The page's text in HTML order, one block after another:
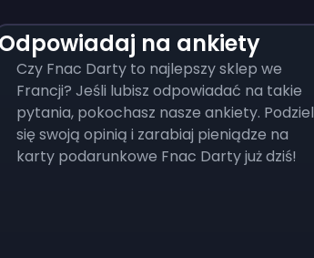
Odpowiadaj na ankiety
Czy Fnac Darty to najlepszy sklep we
Francji? Jeśli lubisz odpowiadać na takie
pytania, pokochasz nasze ankiety. Podziel
się swoją opinią i zarabiaj pieniądze na
karty podarunkowe Fnac Darty już dziś!